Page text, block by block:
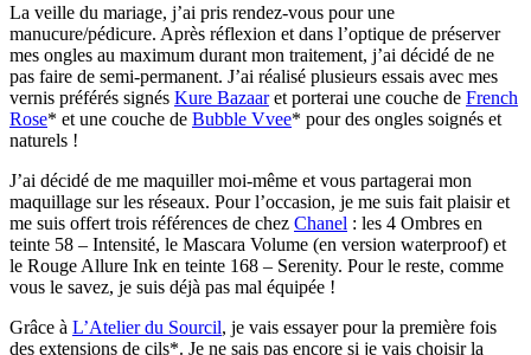
La veille du mariage, j’ai pris rendez-vous pour une
manucure/pédicure. Après réflexion et dans l’optique de préserver
mes ongles au maximum durant mon traitement, j’ai décidé de ne
pas faire de semi-permanent. J’ai réalisé plusieurs essais avec mes
vernis préférés signés Kure Bazaaret porterai une couche de French
Rose* et une couche de Bubble Vvee* pour des ongles soignés et
naturels !
J’ai décidé de me maquiller moi-même et vous partagerai mon
maquillage sur les réseaux. Pour l’occasion, je me suis fait plaisir et
me suis offert trois références de chez Chanel : les 4 Ombres en
teinte 58 – Intensité, le Mascara Volume (en version waterproof) et
le Rouge Allure Ink en teinte 168 – Serenity. Pour le reste, comme
vous le savez, je suis déjà pas mal équipée !
Grâce à L’Atelier du Sourcil, je vais essayer pour la première fois
des extensions de cils*. Je ne sais pas encore si je vais choisir la